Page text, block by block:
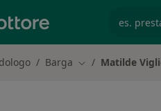
Barga Cambia città
Matilde